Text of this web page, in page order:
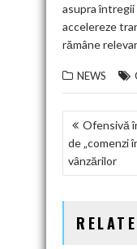
asupra
accelereze
rămâne
NEWS
ÎN
Ofensivă
de „comenzi
vânzărilor